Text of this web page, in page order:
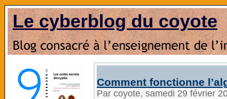
Le cyberblog du coyote
Comment fonctionne
Par coyote, samedi 29 février